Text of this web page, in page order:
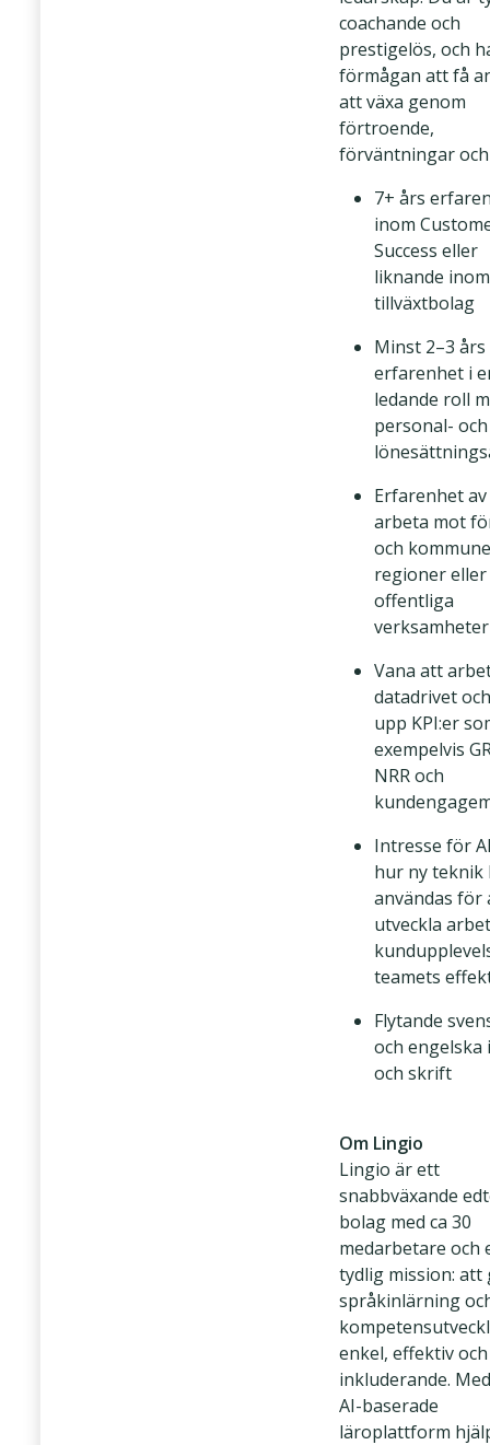
coachande och
prestigelös, och
förmågan att få
att växa genom
förtroende,
förväntningar
7+ års
inom
Success eller
liknande
tillväxtbolag
Minst 2–3 års
erfarenhet i
ledande roll
personal- och
Erfarenhet
arbeta mot
och
regioner
offentliga
verksamheter
Vana att
datadrivet
upp KPI:er
exempelvis
NRR och
Intresse för
hur ny teknik
användas för
utveckla
teamets
Flytande
och engelska
och skrift
Om Lingio
Lingio är ett
snabbväxande
bolag med ca 30
medarbetare och
tydlig mission: att
språkinlärning
enkel, effektiv och
inkluderande.
AI-baserade
läroplattform